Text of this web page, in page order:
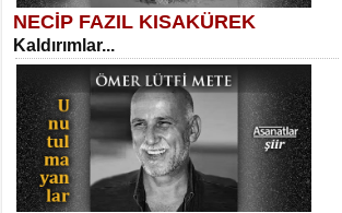
SELAHATTİN YILDIZ
İnsanın Zindanı...
Kadir Ünal
Ayağıma Dolanan Yokuş...
NECİP FAZIL KISAKÜREK
Kaldırımlar...